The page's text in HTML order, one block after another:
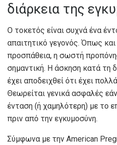
διάρκεια της
Ο τοκετός είναι συχνά ένα
απαιτητικό γεγονός. Όπως
προσπάθεια, η σωστή
σημαντική. Η άσκηση κατά τη
έχει αποδειχθεί ότι έχει
Θεωρείται γενικά ασφαλές
ένταση (ή χαμηλότερη) με το
πριν από την εγκυμοσύνη.
Σύμφωνα με την American